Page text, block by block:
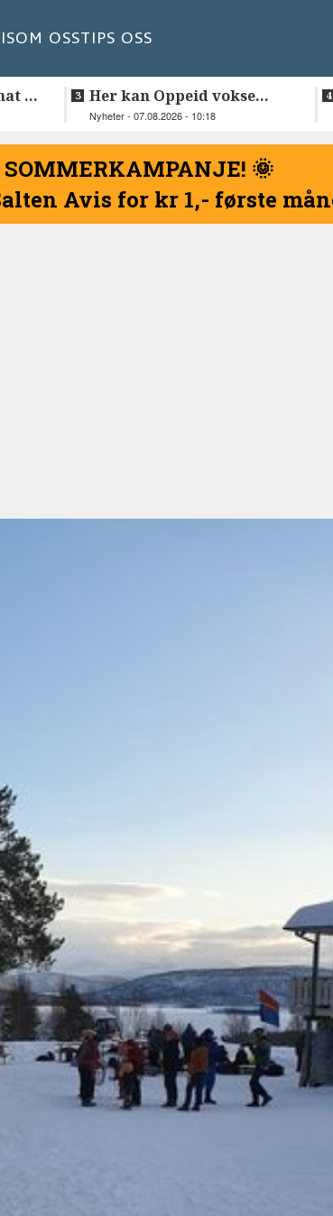
OM OSSTIPS OSS
til
Her kan Oppeid vokse
videre
Nyheter - 07.08.2026 - 10:18
SOMMERKAMPANJE! 🌞
Avis for kr 1,- første